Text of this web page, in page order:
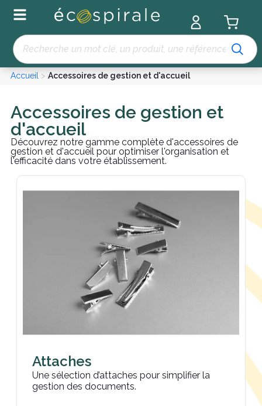
Recherche
Accueil > Accessoires de gestion et d'accueil
Accessoires de gestion et
d'accueil
Découvrez notre gamme complète d'accessoires de
gestion et d'accueil pour optimiser l'organisation et
l'efficacité dans votre établissement.
Attaches
Une sélection d’attaches pour simplifier la
gestion des documents.
Panneau de gestion des cookies